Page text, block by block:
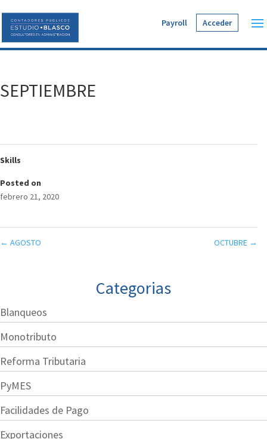
Payroll Acceder
SEPTIEMBRE
Skills
Posted on
febrero 21, 2020
← AGOSTO OCTUBRE →
Categorias
Blanqueos
Monotributo
Reforma Tributaria
PyMES
Facilidades de Pago
Exportaciones